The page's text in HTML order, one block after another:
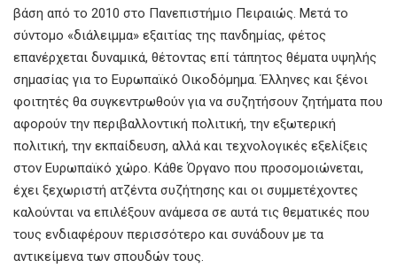
βάση από το 2010 στο Πανεπιστήμιο Πειραιώς. Μετά το
σύντομο «διάλειμμα» εξαιτίας της πανδημίας, φέτος
επανέρχεται δυναμικά, θέτοντας επί τάπητος θέματα υψηλής
σημασίας για το Ευρωπαϊκό Οικοδόμημα. Έλληνες και ξένοι
φοιτητές θα συγκεντρωθούν για να συζητήσουν ζητήματα που
αφορούν την περιβαλλοντική πολιτική, την εξωτερική
πολιτική, την εκπαίδευση, αλλά και τεχνολογικές εξελίξεις
στον Ευρωπαϊκό χώρο. Κάθε Όργανο που προσομοιώνεται,
έχει ξεχωριστή ατζέντα συζήτησης και οι συμμετέχοντες
καλούνται να επιλέξουν ανάμεσα σε αυτά τις θεματικές που
τους ενδιαφέρουν περισσότερο και συνάδουν με τα
αντικείμενα των σπουδών τους.